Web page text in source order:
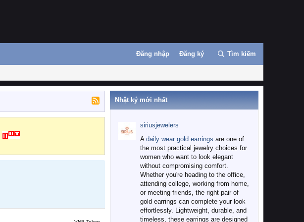
Đăng nhập Đăng ký Tìm kiếm
Nhật ký mới nhất
siriusjewelers
A daily wear gold earrings are one of
the most practical jewelry choices for
women who want to look elegant
without compromising comfort.
Whether you're heading to the office,
attending college, working from home,
or meeting friends, the right pair of
gold earrings can complete your look
effortlessly. Lightweight, durable, and
timeless, these earrings are designed